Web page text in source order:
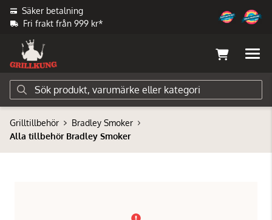
Säker betalning
Fri frakt från 999 kr*
Grilltillbehör
Bradley Smoker
Alla tillbehör Bradley Smoker